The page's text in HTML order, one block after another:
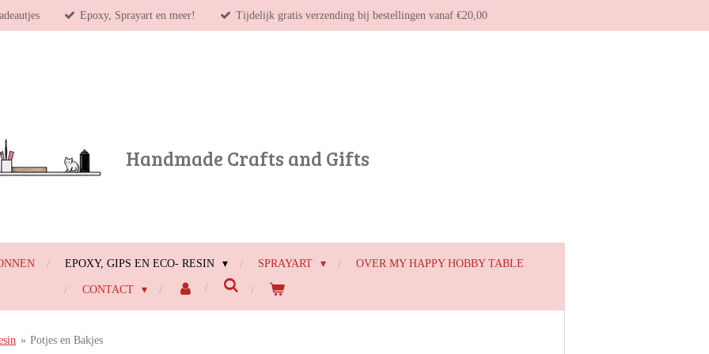
Epoxy, Sprayart en meer! Tijdelijk gratis verzending bij bestellingen vanaf €20,00
Handmade Crafts and Gifts
EPOXY, GIPS EN ECO- RESIN SPRAYART OVER MY HAPPY HOBBY TABLE
CONTACT
» Potjes en Bakjes